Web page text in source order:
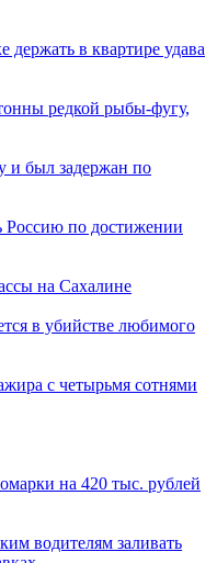
держать в квартире удава
редкой рыбы-фугу,
и был задержан по
Россию по достижении
на Сахалине
в убийстве любимого
с четырьмя сотнями
на 420 тыс. рублей
водителям заливать